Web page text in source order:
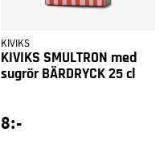
KIVIKS
KIVIKS SMULTRON med
sugrör BÄRDRYCK 25 cl
8:-